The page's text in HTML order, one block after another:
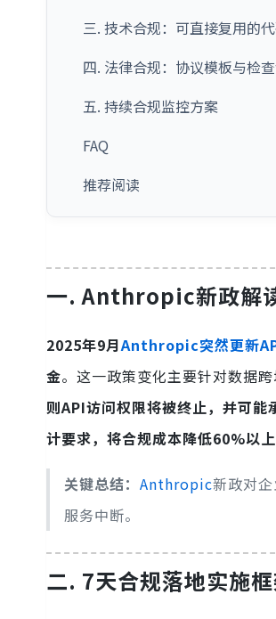
三. 技术合规：可直接复用的
四. 法律合规：协议模板与检
五. 持续合规监控方案
FAQ
推荐阅读
一. Anthropic新政解
2025年9月Anthropic突然更新
金。这一政策变化主要针对数据
则API访问权限将被终止，并可能
计要求，将合规成本降低60%以上
关键总结： Anthropic新政对
服务中断。
二. 7天合规落地实施